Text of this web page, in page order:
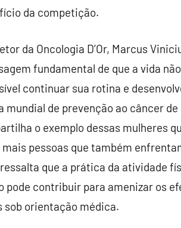
da competição.
da Oncologia D’Or, Marcus
fundamental de que a vida
continuar sua rotina e
mundial de prevenção ao câncer
o exemplo dessas mulheres
pessoas que também
que a prática da atividade
pode contribuir para amenizar os
sob orientação médica.